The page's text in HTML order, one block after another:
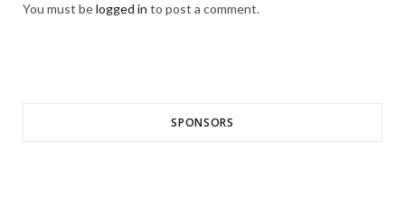
You must belogged in to post a comment.
SPONSORS